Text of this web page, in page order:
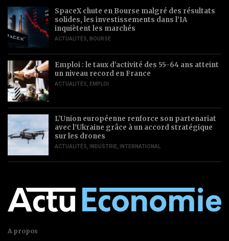
SpaceX chute en Bourse malgré des résultats
solides, les investissements dans l’IA
inquiètent les marchés
ACTUALITÉS BOURSE
Emploi : le taux d’activité des 55-64 ans atteint
un niveau record en France
ACTUALITÉS EMPLOI
L’Union européenne renforce son partenariat
avec l’Ukraine grâce à un accord stratégique
sur les drones
ACTUALITÉS INDUSTRIE INTERNATIONAL
A propos